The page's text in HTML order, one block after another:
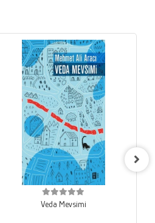
Veda Mevsimi